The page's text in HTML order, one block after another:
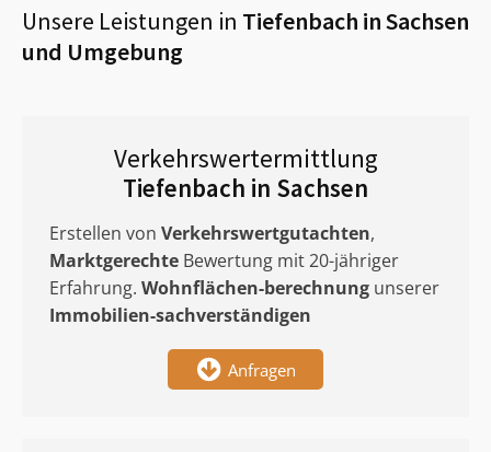
Unsere Leistungen in Tiefenbach in Sachsen
und Umgebung
Verkehrswertermittlung
Tiefenbach in Sachsen
Erstellen von Verkehrswertgutachten,
Marktgerechte Bewertung mit 20-jähriger
Erfahrung. Wohnflächen-berechnung unserer
Immobilien-sachverständigen
Anfragen